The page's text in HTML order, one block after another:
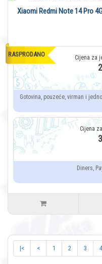
RASPRODANO
Xiaomi Redmi Note 14 Pro
Gotovina, pouzeće, virman i
Diners,
|< < 1 2 3 4